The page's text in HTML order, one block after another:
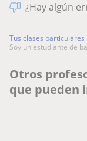
¿Hay algún
Tus clases particulares
soy un estudiante de
Otros
que pueden